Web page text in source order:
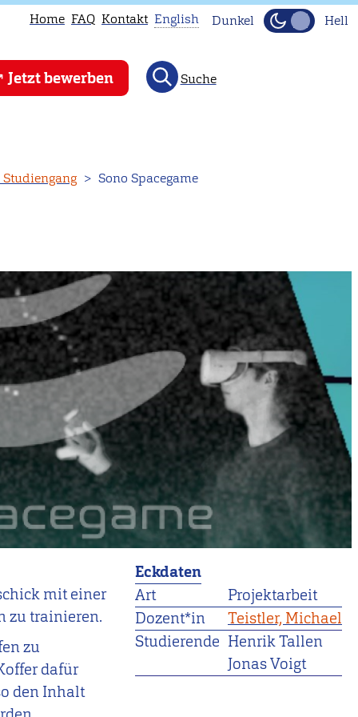
Home FAQ Kontakt
This
page
in
our
English
main
page
instead.
English Dunkel Hell
Jetzt bewerben Suche
Sono Spacegame
Eckdaten
Art
Projektarbeit
Dozent*in
Teistler, Michael
Studierende Henrik Tallen
Jonas Voigt
mit einer
zu trainieren.
zu
dafür
den Inhalt